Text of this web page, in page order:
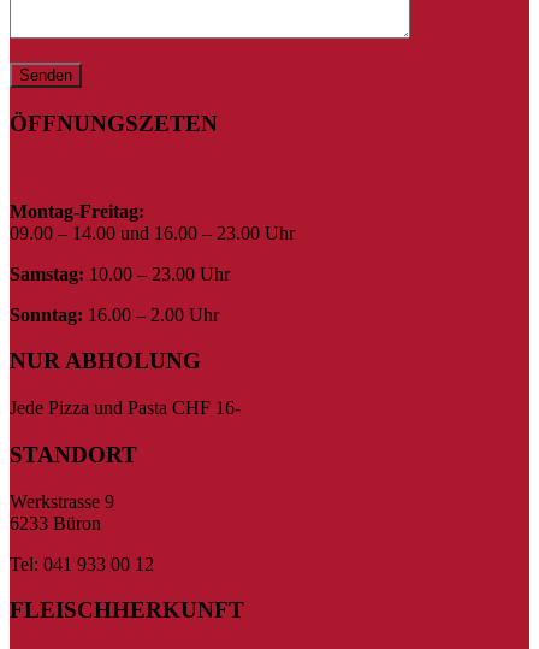
ÖFFNUNGSZETEN
Montag-Freitag:
09.00 – 14.00 und 16.00 – 23.00 Uhr
Samstag: 10.00 – 23.00 Uhr
Sonntag: 16.00 – 2.00 Uhr
NUR ABHOLUNG
Jede Pizza und Pasta CHF 16-
STANDORT
Werkstrasse 9
6233 Büron
Tel: 041 933 00 12
FLEISCHHERKUNFT